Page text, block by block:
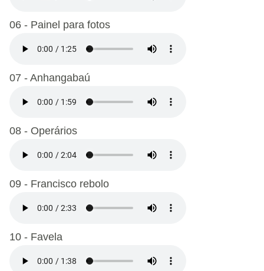
06 - Painel para fotos
07 - Anhangabaú
08 - Operários
09 - Francisco rebolo
10 - Favela